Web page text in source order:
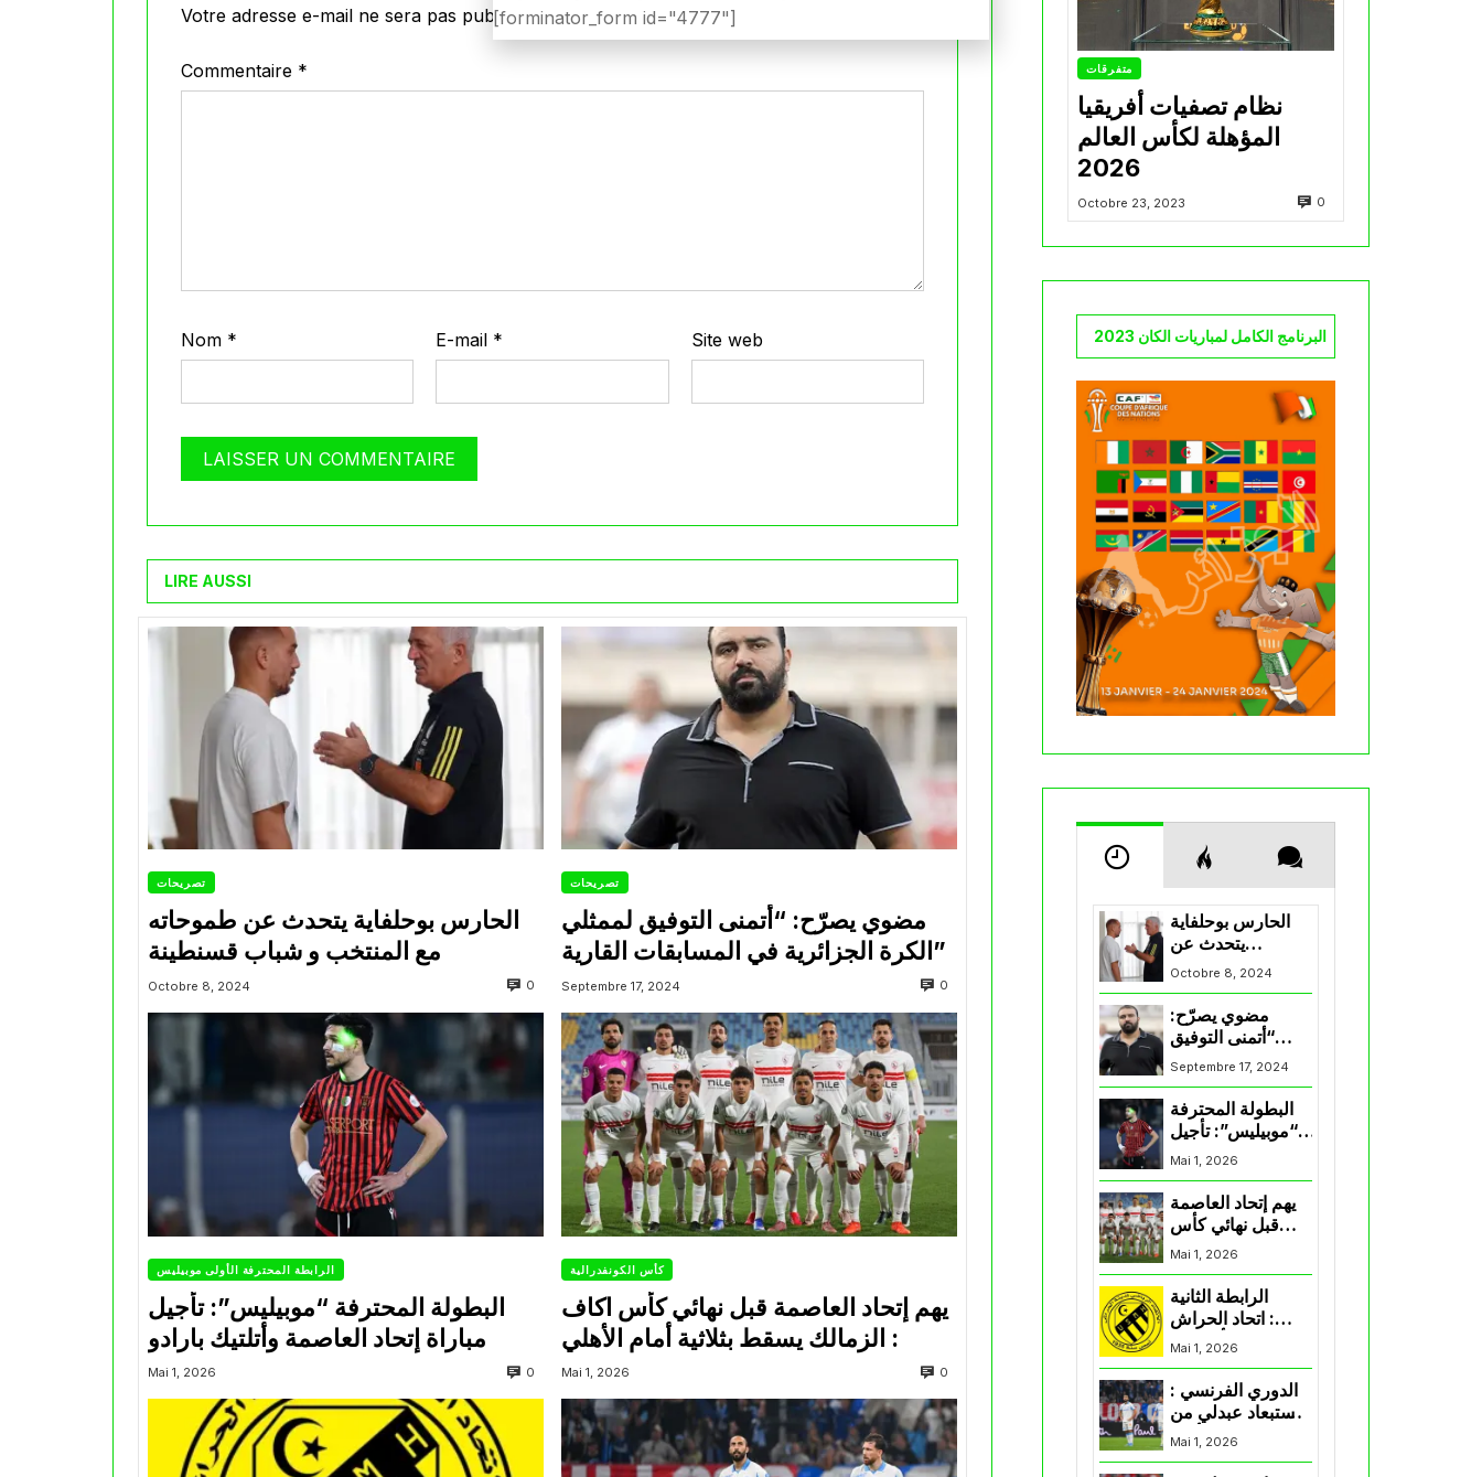
Votre adresse e-mail ne sera pas publiée. Les champs obligatoires sont indiqués avec
Commentaire *
Nom * E-mail * Site web
LIRE AUSSI
تصريحات
الحارس بوحلفاية يتحدث عن طموحاته
مع المنتخب و شباب قسنطينة
Octobre 8, 2024 0
تصريحات
مضوي يصرّح: “أتمنى التوفيق لممثلي
الكرة الجزائرية في المسابقات القارية”
Septembre 17, 2024 0
الرابطة المحترفة الأولى موبيليس
البطولة المحترفة “موبيليس”: تأجيل
مباراة إتحاد العاصمة وأتلتيك بارادو
Mai 1, 2026 0
كأس الكونفدرالية
يهم إتحاد العاصمة قبل نهائي كأس اكاف
Mai 1, 2026 0
متفرقات
نظام تصفيات أفريقيا
المؤهلة لكأس العالم
2026
Octobre 23, 2023 0
البرنامج الكامل لمباريات الكان 2023
الحارس بوحلفاية
يتحدث عن
طموحاته مع
المنتخب و شباب
قسنطينة
Octobre 8, 2024
مضوي يصرّح:
“أتمنى التوفيق
لممثلي الكرة
الجزائرية في
Septembre 17, 2024
البطولة المحترفة
“موبيليس”: تأجيل
مباراة إتحاد
العاصمة وأتلتيك
بارادو
Mai 1, 2026
يهم إتحاد العاصمة
قبل نهائي كأس
اكاف : الزمالك
يسقط بثلاثية أمام
Mai 1, 2026
الرابطة الثانية
: اتحاد الحراش
يحسم التأهل إلى
“البلاي أوف”
Mai 1, 2026
الدوري الفرنسي :
استبعاد عبدلي من
قائمة مرسيليا أمام
Mai 1, 2026
[forminator_form id="4777"]